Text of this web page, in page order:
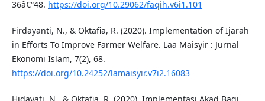
36â€“48. https://doi.org/10.29062/faqih.v6i1.101
Firdayanti, N., & Oktafia, R. (2020). Implementation of Ijarah
in Efforts To Improve Farmer Welfare. Laa Maisyir : Jurnal
Ekonomi Islam, 7(2), 68.
https://doi.org/10.24252/lamaisyir.v7i2.16083